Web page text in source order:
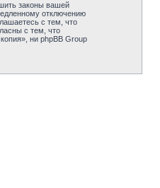
законы вашей
отключению
с тем, что
с тем, что
ни phpBB Group